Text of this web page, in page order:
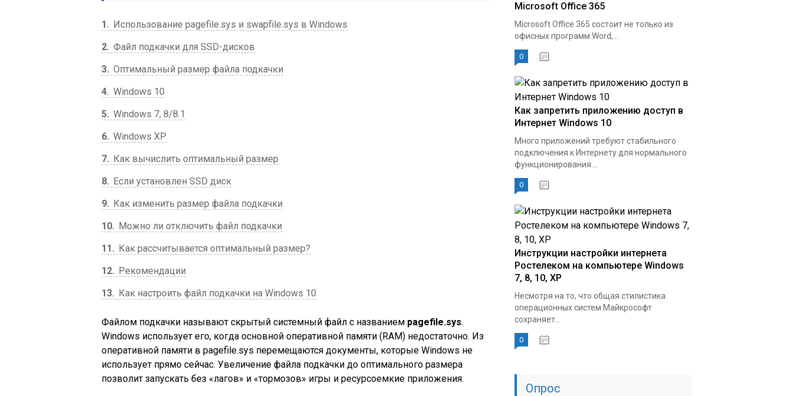
1
Использование pagefile.sys и swapfile.sys в Windows
2 Файл подкачки для SSD-дисков
3 Оптимальный размер файла подкачки
4 Windows 10
5 Windows 7, 8/8.1
6 Windows XP
7
Как вычислить оптимальный размер
8
Если установлен SSD диск
9
Как изменить размер файла подкачки
10
Можно ли отключить файл подкачки
11
Как рассчитывается оптимальный размер?
12
Рекомендации
13
Как настроить файл подкачки на Windows 10
Файлом подкачки называют скрытый системный файл c названием pagefile.sys.
Windows использует его, когда основной оперативной памяти (RAM) недостаточно. Из
оперативной памяти в pagefile.sys перемещаются документы, которые Windows не
использует прямо сейчас. Увеличение файла подкачки до оптимального размера
позволит запускать без «лагов» и «тормозов» игры и ресурсоемкие приложения.
Microsoft Office 365
Microsoft Office 365 состоит не только из
офисных программ Word,...
0
Как запретить приложению доступ в
Интернет Windows 10
Много приложений требуют стабильного
подключения к Интернету для нормального
функционирования....
0
Инструкции настройки интернета
Ростелеком на компьютере Windows
7, 8, 10, XP
Несмотря на то, что общая стилистика
операционных систем Майкрософт
сохраняет...
0
Опрос